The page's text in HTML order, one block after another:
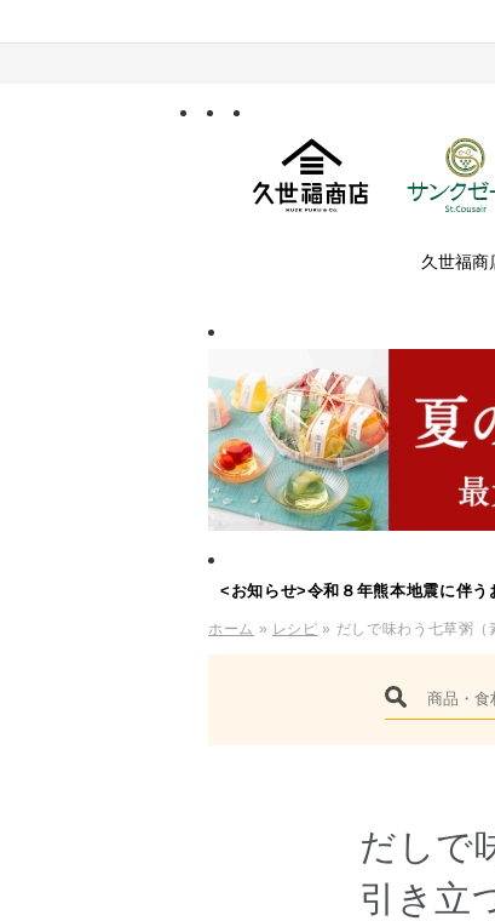
久世福商
<お知らせ>令和８年熊本地震に伴う
ホーム » レシピ » だしで味わう七草粥（
だしで
引き立